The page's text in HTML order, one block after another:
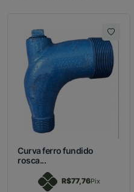
Curva ferro fundido
rosca...
R$77,76Pix